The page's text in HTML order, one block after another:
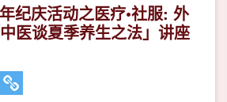
纪庆活动之医疗•社服: 外
医谈夏季养生之法」讲座